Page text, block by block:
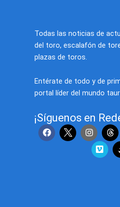
Todas las noticias de
del toro, escalafón de
plazas de toros.
Entérate de todo y de
portal líder del mundo
¡Síguenos en
F
a
c
I
n
s
V
m
e
o